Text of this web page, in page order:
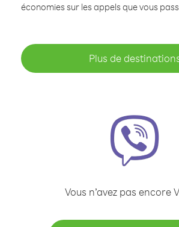
économies sur les appels que vous
Plus de
Vous n’avez pas encore